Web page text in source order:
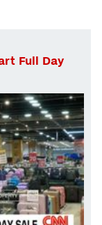
Full Day